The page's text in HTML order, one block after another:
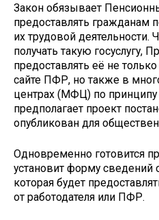
Закон обязывает
предоставлять гражданам
их трудовой
получать такую госуслугу,
предоставлять её не
сайте ПФР, но также в
центрах (МФЦ) по принципу
предполагает проект
опубликован для
Одновременно готовится
установит форму сведений
которая будет
от работодателя или ПФР.